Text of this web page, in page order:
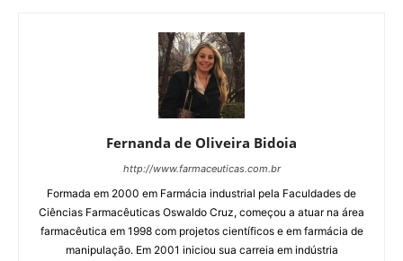
Fernanda de Oliveira Bidoia
http://www.farmaceuticas.com.br
Formada em 2000 em Farmácia industrial pela Faculdades de
Ciências Farmacêuticas Oswaldo Cruz, começou a atuar na área
farmacêutica em 1998 com projetos científicos e em farmácia de
manipulação. Em 2001 iniciou sua carreia em indústria